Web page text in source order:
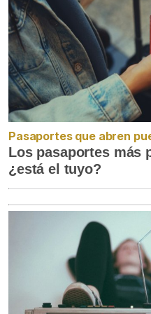
Pasaportes que abren
Los pasaportes más
¿está el tuyo?